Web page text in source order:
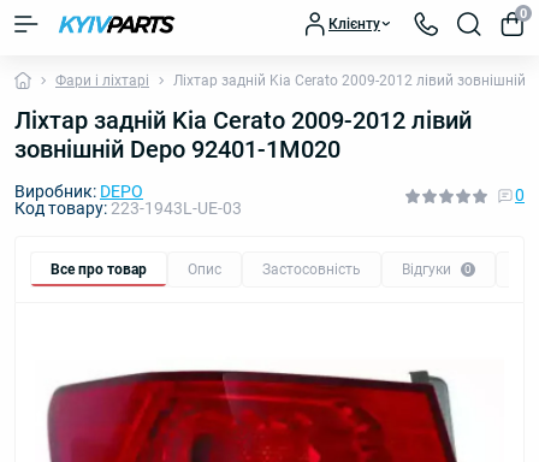
Клієнту
0
Фари і ліхтарі Ліхтар задній Kia Cerato 2009-2012 лівий зовнішній
Ліхтар задній Kia Cerato 2009-2012 лівий
зовнішній Depo 92401-1M020
Виробник: DEPO
Код товару:223-1943L-UE-03
0
Все про товар Опис Застосовність Відгуки 0